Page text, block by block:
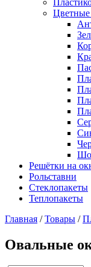
Цветные
Решётки на
Рольставни
Стеклопакеты
Теплопакеты
Главная /Товары /
Овальные